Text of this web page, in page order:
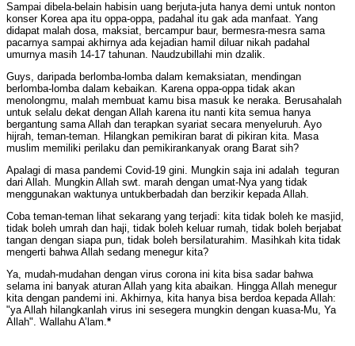
Sampai dibela-belain habisin uang berjuta-juta hanya demi untuk nonton
konser Korea apa itu oppa-oppa, padahal itu gak ada manfaat. Yang
didapat malah dosa, maksiat, bercampur baur, bermesra-mesra sama
pacarnya sampai akhirnya ada kejadian hamil diluar nikah padahal
umurnya masih 14-17 tahunan. Naudzubillahi min dzalik.
Guys, daripada berlomba-lomba dalam kemaksiatan, mendingan
berlomba-lomba dalam kebaikan. Karena oppa-oppa tidak akan
menolongmu, malah membuat kamu bisa masuk ke neraka. Berusahalah
untuk selalu dekat dengan Allah karena itu nanti kita semua hanya
bergantung sama Allah dan terapkan syariat secara menyeluruh. Ayo
hijrah, teman-teman. Hilangkan pemikiran barat di pikiran kita. Masa
muslim memiliki perilaku dan pemikirankanyak orang Barat sih?
Apalagi di masa pandemi Covid-19 gini. Mungkin saja ini adalah teguran
dari Allah. Mungkin Allah swt. marah dengan umat-Nya yang tidak
menggunakan waktunya untukberbadah dan berzikir kepada Allah.
Coba teman-teman lihat sekarang yang terjadi: kita tidak boleh ke masjid,
tidak boleh umrah dan haji, tidak boleh keluar rumah, tidak boleh berjabat
tangan dengan siapa pun, tidak boleh bersilaturahim. Masihkah kita tidak
mengerti bahwa Allah sedang menegur kita?
Ya, mudah-mudahan dengan virus corona ini kita bisa sadar bahwa
selama ini banyak aturan Allah yang kita abaikan. Hingga Allah menegur
kita dengan pandemi ini. Akhirnya, kita hanya bisa berdoa kepada Allah:
"ya Allah hilangkanlah virus ini sesegera mungkin dengan kuasa-Mu, Ya
Allah". Wallahu A’lam.*